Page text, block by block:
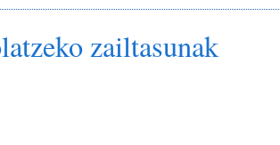
zailtasunak